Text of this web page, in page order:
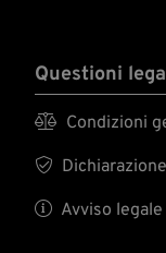
Questioni
 Condizioni

 Avviso legale